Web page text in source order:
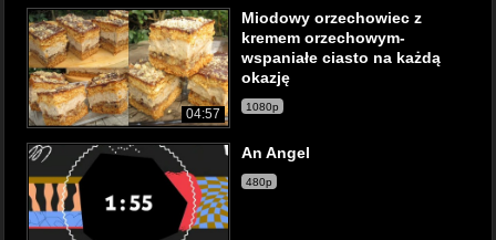
04:57
Miodowy orzechowiec z
kremem orzechowym-
wspaniałe ciasto na każdą
okazję
1080p
An Angel
480p